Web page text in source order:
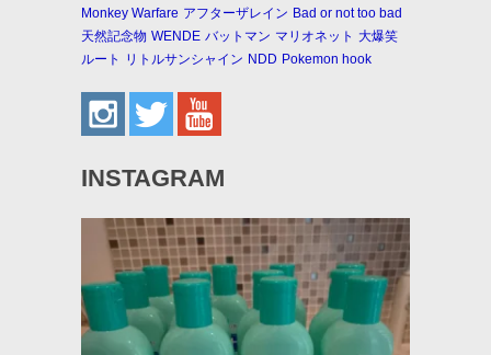
Monkey Warfare アフターザレイン Bad or not too bad
天然記念物 WENDE バットマン マリオネット 大爆笑
ルート
リトルサンシャイン NDD Pokemon hook
INSTAGRAM